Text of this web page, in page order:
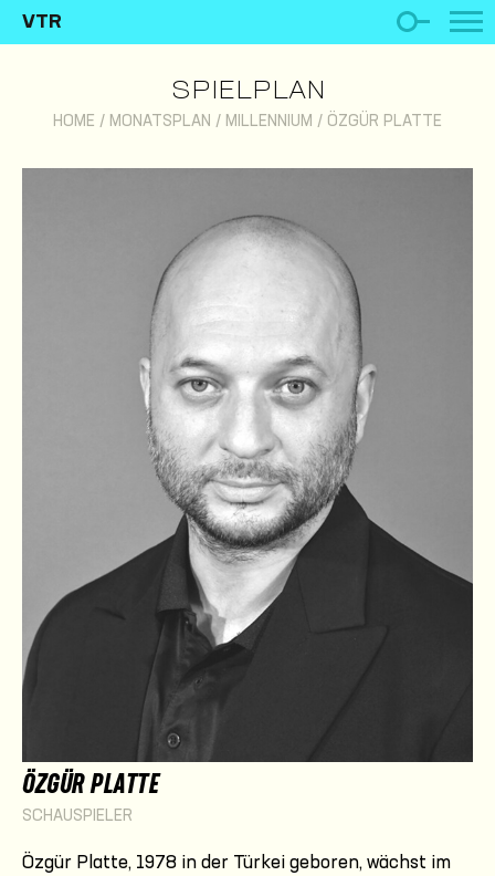
VTR
SPIELPLAN
HOME / MONATSPLAN / MILLENNIUM / ÖZGÜR PLATTE
ÖZGÜR PLATTE
SCHAUSPIELER
Özgür Platte, 1978 in der Türkei geboren, wächst im